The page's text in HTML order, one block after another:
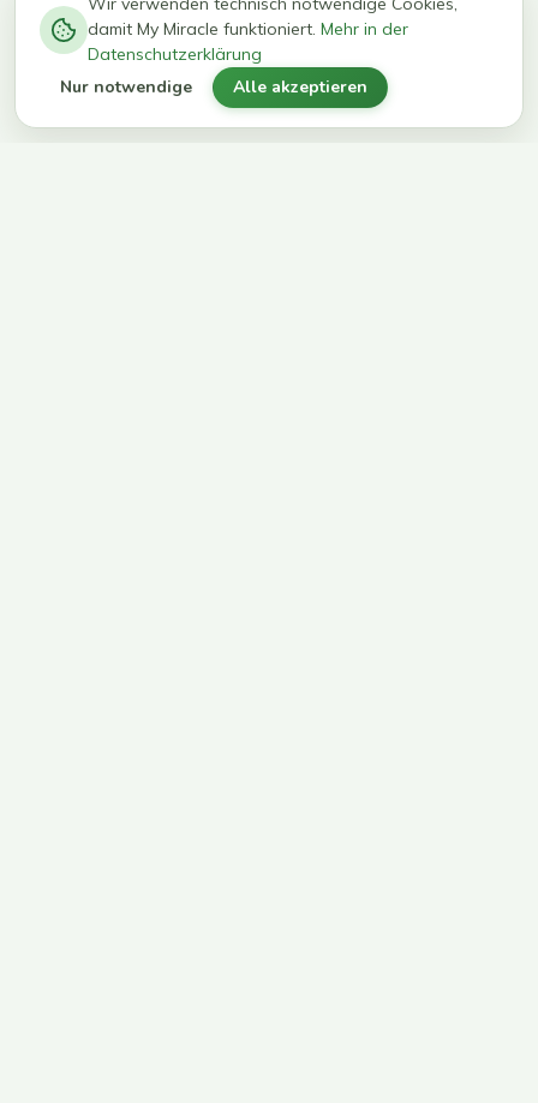
kg in 12
Wochen
erreichen
ihr Ziel
damit My Miracle funktioniert. Mehr in der
Datenschutzerklärung
Nur notwendige Alle akzeptieren